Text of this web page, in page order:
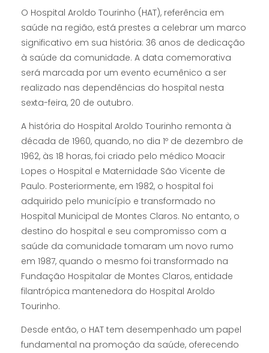
O Hospital Aroldo Tourinho (HAT), referência em
saúde na região, está prestes a celebrar um marco
significativo em sua história: 36 anos de dedicação
à saúde da comunidade. A data comemorativa
será marcada por um evento ecumênico a ser
realizado nas dependências do hospital nesta
sexta-feira, 20 de outubro.
A história do Hospital Aroldo Tourinho remonta à
década de 1960, quando, no dia 1º de dezembro de
1962, às 18 horas, foi criado pelo médico Moacir
Lopes o Hospital e Maternidade São Vicente de
Paulo. Posteriormente, em 1982, o hospital foi
adquirido pelo município e transformado no
Hospital Municipal de Montes Claros. No entanto, o
destino do hospital e seu compromisso com a
saúde da comunidade tomaram um novo rumo
em 1987, quando o mesmo foi transformado na
Fundação Hospitalar de Montes Claros, entidade
filantrópica mantenedora do Hospital Aroldo
Tourinho.
Desde então, o HAT tem desempenhado um papel
fundamental na promoção da saúde, oferecendo